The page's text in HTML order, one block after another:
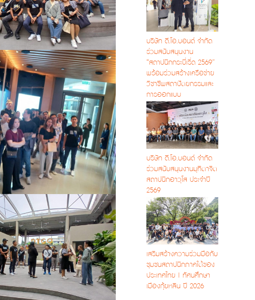
บริษัท ดี.โอ.บอนด์ จำกัด
ร่วมสนับสนุนงาน
“สถาปนิกกระบี่เริ่ด 2569”
พร้อมร่วมสร้างเครือข่าย
วิชาชีพสถาปัตยกรรมและ
การออกแบบ
บริษัท ดี.โอ.บอนด์ จำกัด
ร่วมสนับสนุนงานมุทิตาจิต
สถาปนิกอาวุโส ประจำปี
2569
เสริมสร้างความร่วมมือกับ
ชุมชนสถาปนิกภาคใต้ของ
ประเทศไทย | ทัศนศึกษา
เมืองกุ้ยหลิน ปี 2026